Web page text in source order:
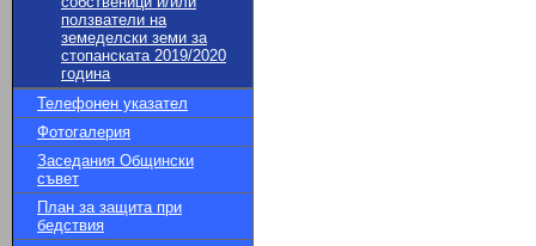
ползватели на
земеделски земи за
стопанската 2019/2020
година
Телефонен указател
Фотогалерия
Заседания Общински
съвет
План за защита при
бедствия